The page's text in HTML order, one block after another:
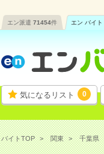
エン派遣 71454件 エン バイト
気になるリスト 0
バイトTOP 関東 千葉県